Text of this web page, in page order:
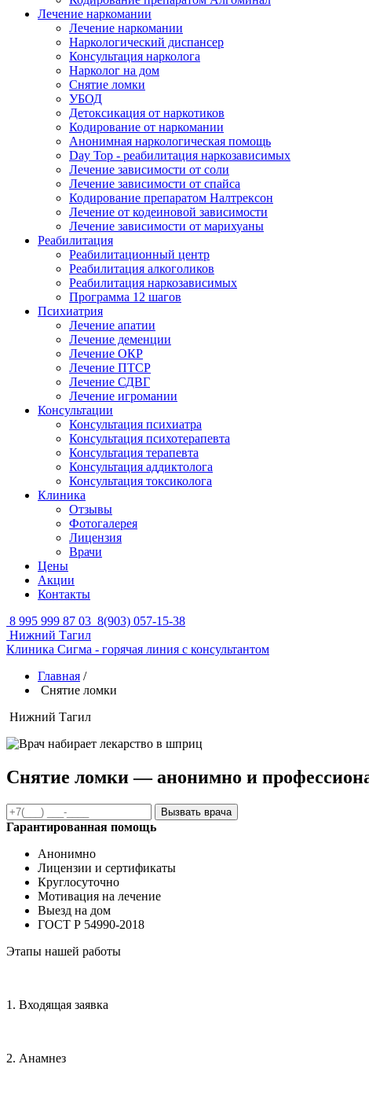
Лечение наркомании
Лечение наркомании
Наркологический диспансер
Консультация нарколога
Нарколог на дом
Снятие ломки
УБОД
Детоксикация от наркотиков
Кодирование от наркомании
Анонимная наркологическая помощь
Day Top - реабилитация наркозависимых
Лечение зависимости от соли
Лечение зависимости от спайса
Кодирование препаратом Налтрексон
Лечение от кодеиновой зависимости
Лечение зависимости от марихуаны
Реабилитация
Реабилитационный центр
Реабилитация алкоголиков
Реабилитация наркозависимых
Программа 12 шагов
Психиатрия
Лечение апатии
Лечение деменции
Лечение ОКР
Лечение ПТСР
Лечение СДВГ
Лечение игромании
Консультации
Консультация психиатра
Консультация психотерапевта
Консультация терапевта
Консультация аддиктолога
Консультация токсиколога
Клиника
Отзывы
Фотогалерея
Лицензия
Врачи
Цены
Акции
Контакты
8 995 999 87 03 8(903) 057-15-38
Нижний Тагил
Клиника Сигма - горячая линия с консультантом
Главная /
Снятие ломки
Нижний Тагил
Снятие ломки — анонимно и
Вызвать врача
Гарантированная помощь
Анонимно
Лицензии и сертификаты
Круглосуточно
Мотивация на лечение
Выезд на дом
ГОСТ Р 54990-2018
Этапы нашей работы
1. Входящая заявка
2. Анамнез